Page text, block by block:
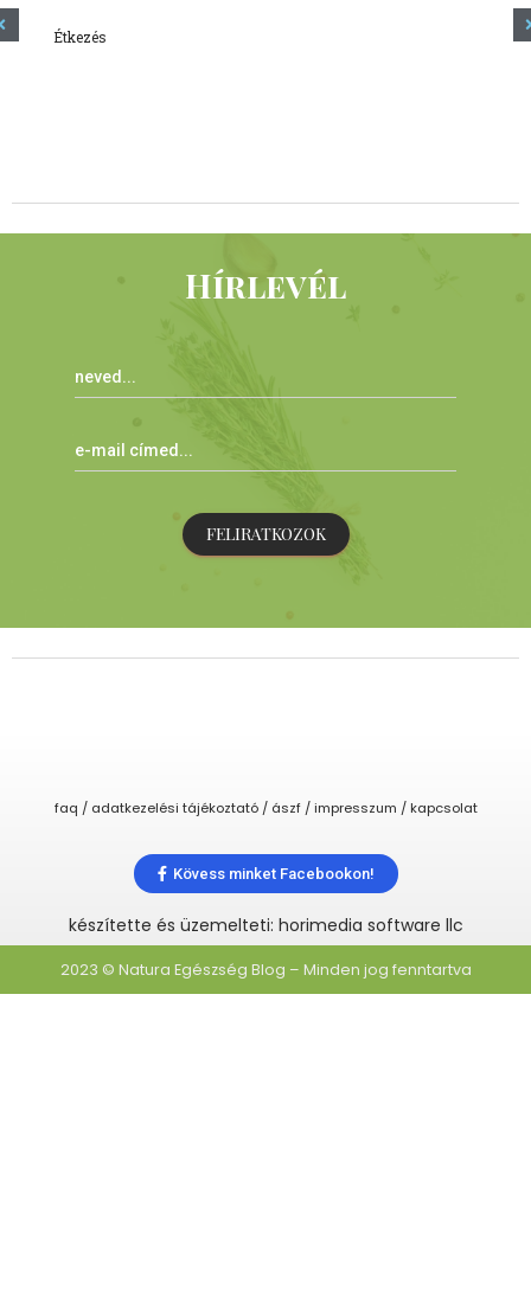
Étkezés
Hírlevél
FELIRATKOZOK
faq / adatkezelési tájékoztató / ászf / impresszum / kapcsolat
Kövess minket Facebookon!
készítette és üzemelteti: horimedia software llc
2023 © Natura Egészség Blog – Minden jog fenntartva